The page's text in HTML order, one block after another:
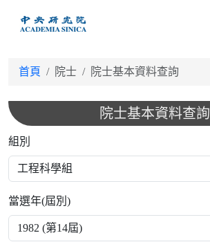
首頁 院士 院士基本資料查詢
院士基本資料查詢
組別
當選年(屆別)